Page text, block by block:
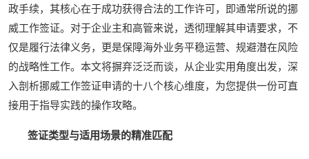
政手续，其核心在于成功获得合法的工作许可，即通常所说的挪
威工作签证。对于企业主和高管来说，透彻理解其申请要求，不
仅是履行法律义务，更是保障海外业务平稳运营、规避潜在风险
的战略性工作。本文将摒弃泛泛而谈，从企业实用角度出发，深
入剖析挪威工作签证申请的十八个核心维度，为您提供一份可直
接用于指导实践的操作攻略。
签证类型与适用场景的精准匹配